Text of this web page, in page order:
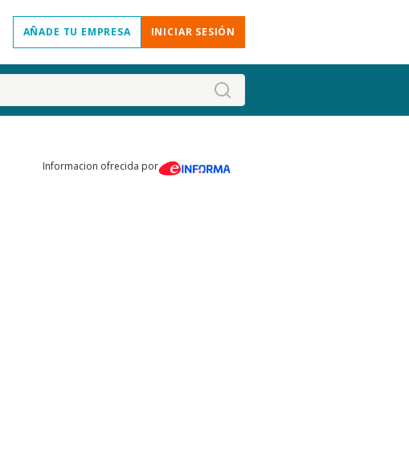
AÑADE TU EMPRESA INICIAR SESIÓN
Informacion ofrecida por